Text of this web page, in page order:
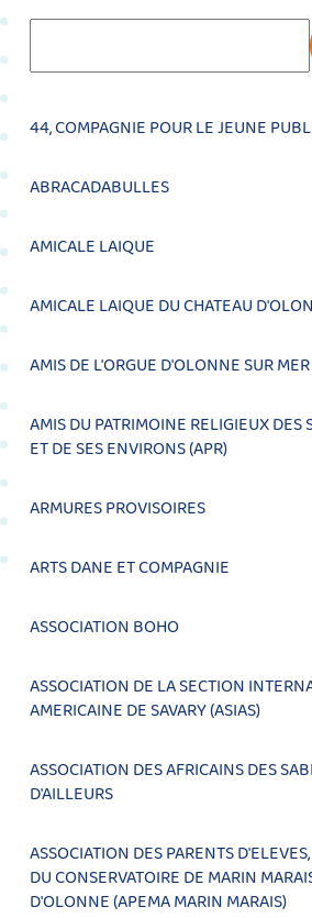
44, COMPAGNIE POUR LE JEUNE
ABRACADABULLES
AMICALE LAIQUE
AMICALE LAIQUE DU CHATEAU
AMIS DE L'ORGUE D'OLONNE SUR MER
AMIS DU PATRIMOINE RELIGIEUX DES
ET DE SES ENVIRONS (APR)
ARMURES PROVISOIRES
ARTS DANE ET COMPAGNIE
ASSOCIATION BOHO
ASSOCIATION DE LA SECTION
AMERICAINE DE SAVARY (ASIAS)
ASSOCIATION DES AFRICAINS DES
D'AILLEURS
ASSOCIATION DES PARENTS
DU CONSERVATOIRE DE MARIN
D'OLONNE (APEMA MARIN MARAIS)